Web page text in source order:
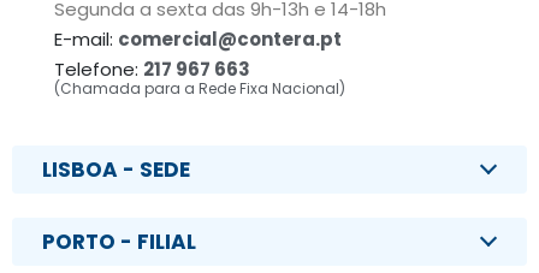
Segunda a sexta das 9h-13h e 14-18h
E-mail: comercial@contera.pt
Telefone: 217 967 663
(Chamada para a Rede Fixa Nacional)
LISBOA - SEDE
PORTO - FILIAL